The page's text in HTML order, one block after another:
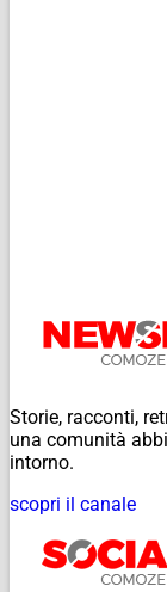
Storie, racconti,
una comunità
intorno.
scopri il canale